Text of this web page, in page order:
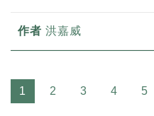
洪嘉威
1 2 3 4 5